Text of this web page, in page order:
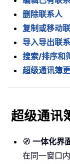
删除联系人
复制或移动
导入导出联
搜索/排序和
超级通讯簿
超级通讯
🧭 一体化界
在同一窗口